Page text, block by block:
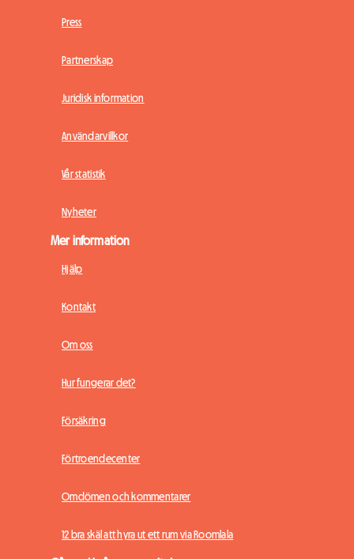
Press
Partnerskap
Juridisk information
Användarvillkor
Vår statistik
Nyheter
Mer information
Hjälp
Kontakt
Om oss
Hur fungerar det?
Försäkring
Förtroendecenter
Omdömen och kommentarer
12 bra skäl att hyra ut ett rum via Roomlala